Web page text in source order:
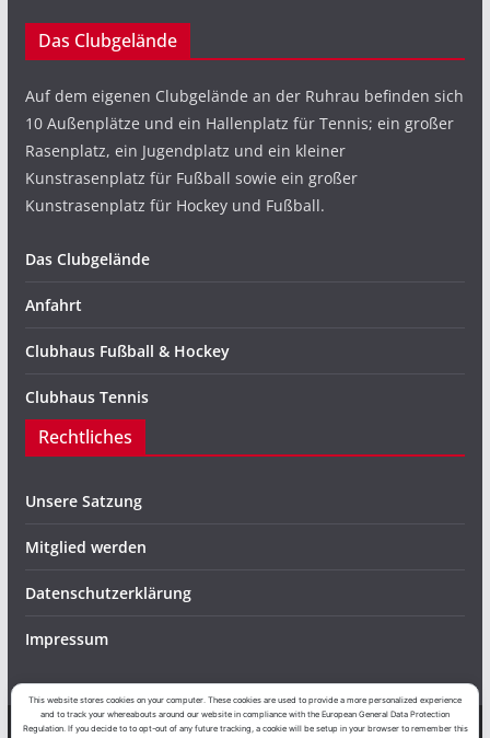
Das Clubgelände
Auf dem eigenen Clubgelände an der Ruhrau befinden sich
10 Außenplätze und ein Hallenplatz für Tennis; ein großer
Rasenplatz, ein Jugendplatz und ein kleiner
Kunstrasenplatz für Fußball sowie ein großer
Kunstrasenplatz für Hockey und Fußball.
Das Clubgelände
Anfahrt
Clubhaus Fußball & Hockey
Clubhaus Tennis
Rechtliches
Unsere Satzung
Mitglied werden
Datenschutzerklärung
Impressum
This website stores cookies on your computer. These cookies are used to provide a more personalized experience
and to track your whereabouts around our website in compliance with the European General Data Protection
Regulation. If you decide to to opt-out of any future tracking, a cookie will be setup in your browser to remember this